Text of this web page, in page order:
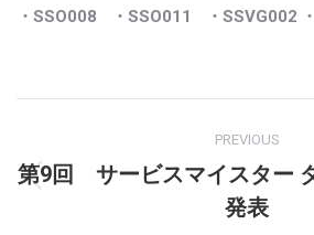
・SSO008 ・SSO011 ・SSVG002
navigation
PREVIOUS
Previous
post:
第9回 サービスマイスター
発表